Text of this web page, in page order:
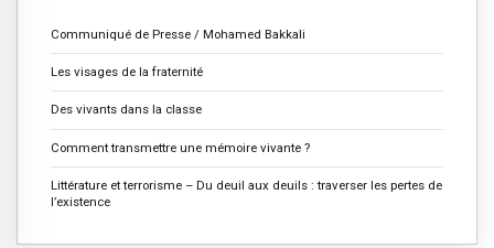
Communiqué de Presse / Mohamed Bakkali
Les visages de la fraternité
Des vivants dans la classe
Comment transmettre une mémoire vivante ?
Littérature et terrorisme – Du deuil aux deuils : traverser les pertes de
l’existence